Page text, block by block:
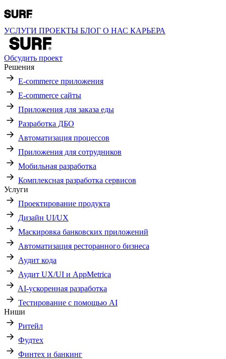
УСЛУГИ ПРОЕКТЫ БЛОГ О НАС КАРЬЕРА
Обсудить проект
Решения
E-commerce приложения
E-commerce сайты
Приложения для заказа еды
Разработка ДБО
Автоматизация процессов
Приложения для сотрудников
Мобильная разработка
Комплексная разработка сервисов
Услуги
Проектирование продукта
Дизайн UI/UX
Маскировка банковских приложений
Автоматизация ресторанного бизнеса
Аудит кода
Аудит UX/UI и AppMetrica
AI-ускоренная разработка
Тестирование с помощью AI
Ниши
Ритейл
Фудтех
Финтех и банкинг